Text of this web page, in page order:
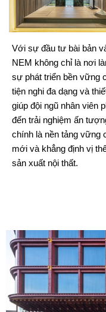
Với sự đầu tư bài bản
NEM không chỉ là nơi
sự phát triển bền vững
tiện nghi đa dạng và
giúp đội ngũ nhân viên
đến trải nghiệm ấn
chính là nền tảng vững
mới và khẳng định vị
sản xuất nội thất.